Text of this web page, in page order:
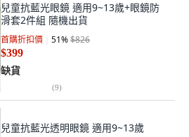
兒童抗藍光眼鏡 適用9~13歲+眼鏡防
滑套2件組 隨機出貨
首購折扣價 51%$826
$399
缺貨
(9)
兒童抗藍光透明眼鏡 適用9~13歲